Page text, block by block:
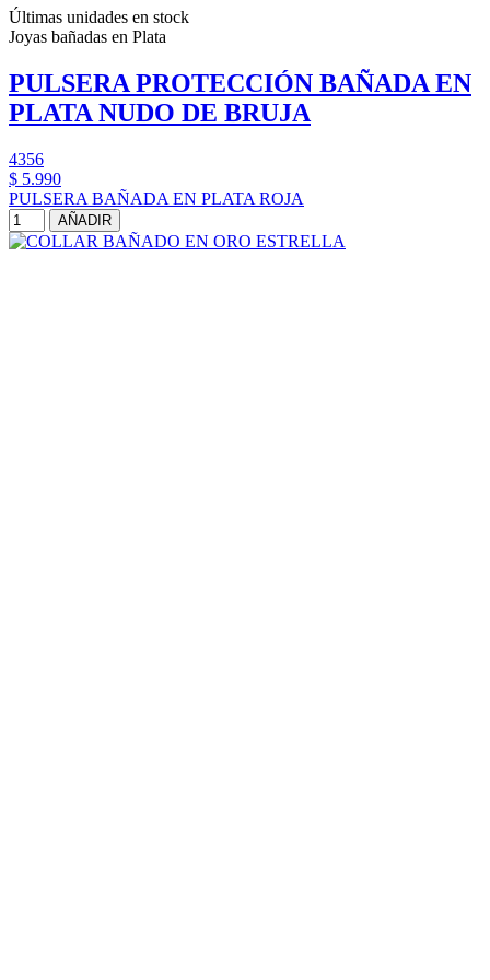
Últimas unidades en stock
Joyas bañadas en Plata
PULSERA PROTECCIÓN BAÑADA EN
PLATA NUDO DE BRUJA
4356
$ 5.990
PULSERA BAÑADA EN PLATA ROJA
AÑADIR